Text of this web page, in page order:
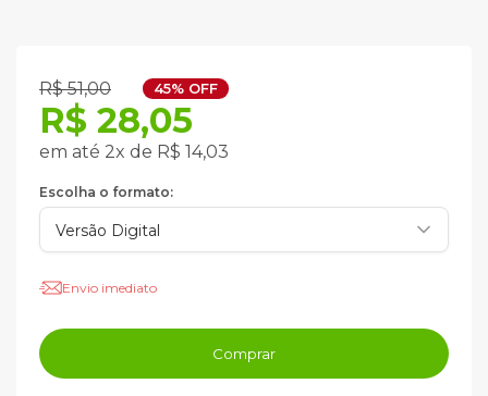
R$ 51,00 45% OFF
R$ 28,05
em até 2x de R$ 14,03
Escolha o formato:
Envio imediato
Comprar